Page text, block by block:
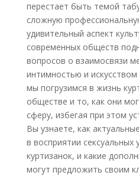
перестает быть темой
сложную
удивительный аспект
современных обществ
вопросов о взаимосвязи
интимностью и
мы погрузимся в жизнь
обществе и то, как они
сферу, избегая при этом
Вы узнаете, как
в восприятии сексуальных
куртизанок, и какие
могут предложить своим